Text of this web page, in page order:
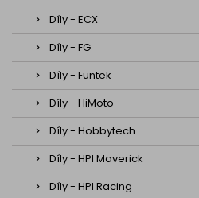
Díly - ECX
Díly - FG
Díly - Funtek
Díly - HiMoto
Díly - Hobbytech
Díly - HPI Maverick
Díly - HPI Racing